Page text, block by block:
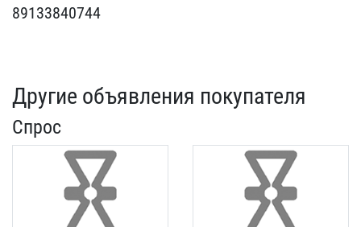
8913384​0744
Другие объявления покупателя
Спрос